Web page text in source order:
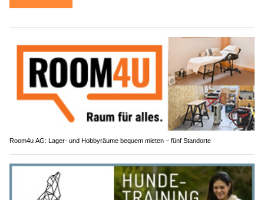
Room4u AG: Lager- und Hobbyräume bequem mieten – fünf Standorte